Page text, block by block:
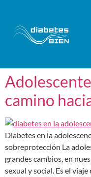
camino
Diabetes en la
sobreprotección La
grandes cambios, en
sexual y social. Es el